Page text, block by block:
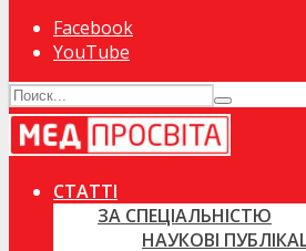
Facebook
YouTube
СТАТТІ
ЗА СПЕЦІАЛЬНІСТЮ
НАУКОВІ